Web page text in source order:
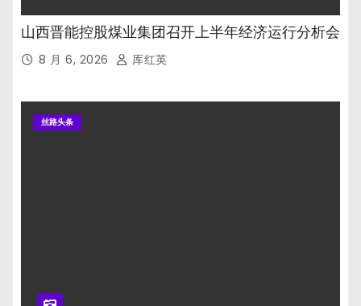
山西晋能控股煤业集团召开上半年经济运行分析会
8 月 6, 2026 厍红英
丝路头条